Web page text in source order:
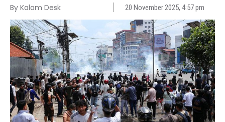
By Kalam Desk 20 November 2025, 4:57 pm